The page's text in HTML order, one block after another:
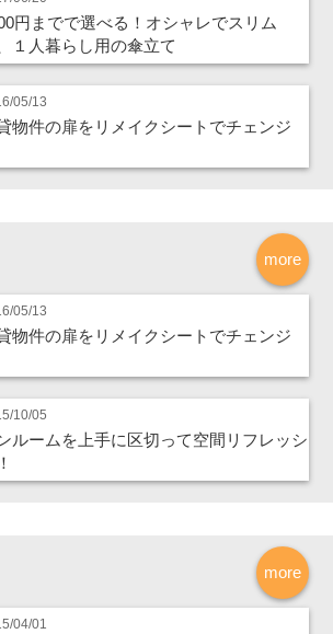
円までで選べる！オシャレでスリム
１人暮らし用の傘立て
05/13
物件の扉をリメイクシートでチェンジ
more
05/13
物件の扉をリメイクシートでチェンジ
10/05
ルームを上手に区切って空間リフレッシ
more
04/01